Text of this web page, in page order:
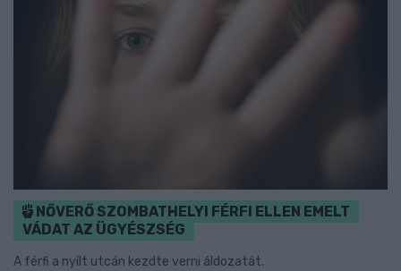
NŐVERŐ SZOMBATHELYI FÉRFI ELLEN EMELT
VÁDAT AZ ÜGYÉSZSÉG
A férfi a nyílt utcán kezdte verni áldozatát.